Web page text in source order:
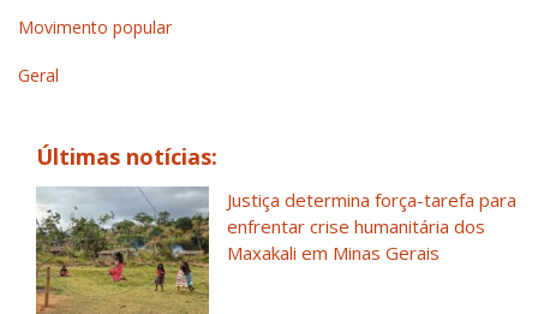
Movimento popular
Geral
Últimas notícias:
Justiça determina força-tarefa para
enfrentar crise humanitária dos
Maxakali em Minas Gerais